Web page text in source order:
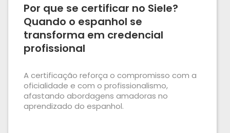
Por que se certificar no Siele?
Quando o espanhol se
transforma em credencial
profissional
A certificação reforça o compromisso com a
oficialidade e com o profissionalismo,
afastando abordagens amadoras no
aprendizado do espanhol.